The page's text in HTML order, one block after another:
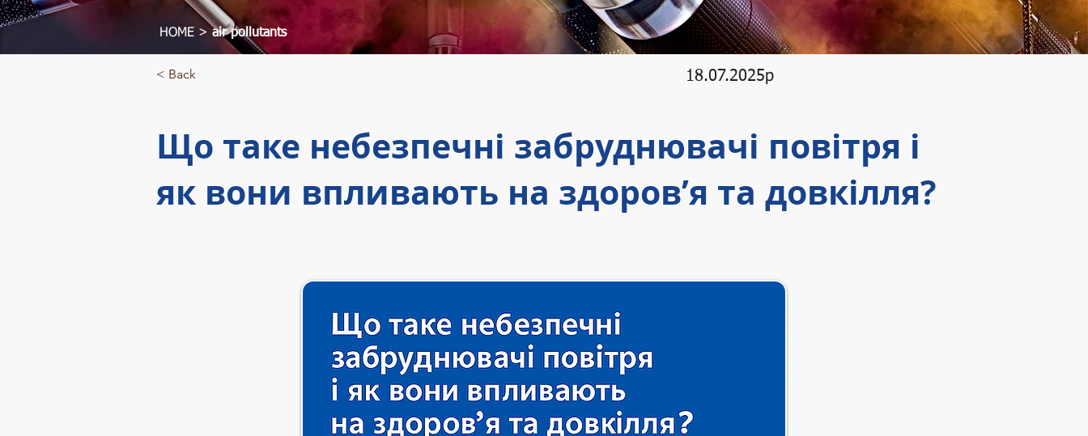
НОМЕ > air pollutants
< Back 18.07.2025р
Що таке небезпечні забруднювачі повітря і
як вони впливають на здоров’я та довкілля?